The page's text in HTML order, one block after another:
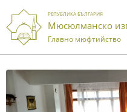
РЕПУБЛИКА БЪЛГАРИЯ
Мюсюлманско
Главно мюфтийство